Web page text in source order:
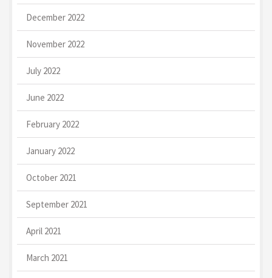
December 2022
November 2022
July 2022
June 2022
February 2022
January 2022
October 2021
September 2021
April 2021
March 2021